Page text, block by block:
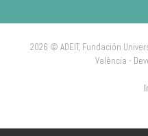
2026 © ADEIT, Fundación
València -